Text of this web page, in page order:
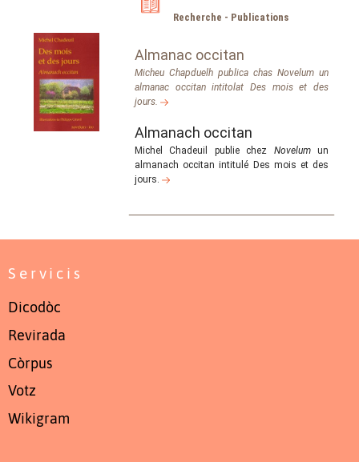
Recherche - Publications
Almanac occitan
Micheu Chapduelh publica chas Novelum un
almanac occitan intitolat Des mois et des
jours.
Almanach occitan
Michel Chadeuil publie chez Novelumun
almanach occitan intitulé Des mois et des
jours.
Servicis
Dicodòc
Revirada
Còrpus
Votz
Wikigram